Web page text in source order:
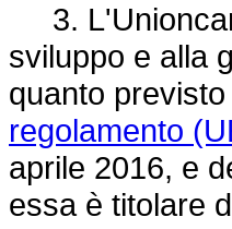
3.
sviluppo e alla
quanto
regolamento
aprile 2016, e
essa è titolare